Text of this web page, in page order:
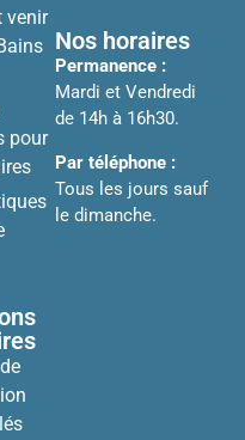
venir
pour
Nos horaires
Permanence :
Mardi et Vendredi
de 14h à 16h30.
Par téléphone :
Tous les jours sauf
le dimanche.